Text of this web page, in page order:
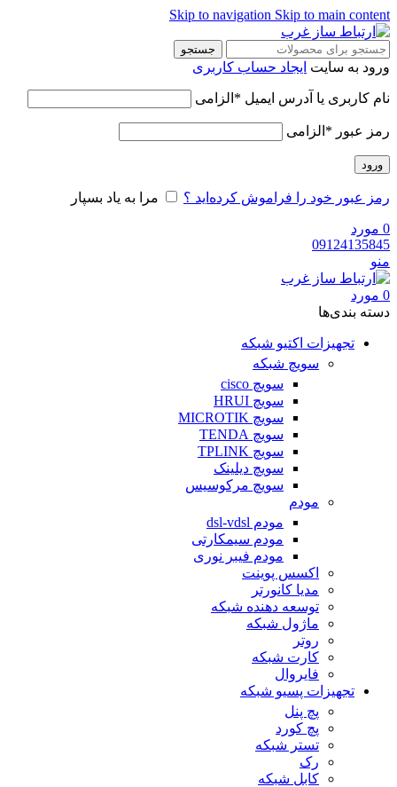
Skip to navigation Skip to main content
جستجو
ورود به سایت ایجاد حساب کاربری
نام کاربری یا آدرس ایمیل * الزامی
رمز عبور * الزامی
ورود
رمز عبور خود را فراموش کرده‌اید ؟ مرا به یاد بسپار
0 مورد
09124135845
منو
0 مورد
دسته‌ بندی‌ها
تجهیزات اکتیو شبکه
سویچ شبکه
سویچ cisco
سویچ HRUI
سویچ MICROTIK
سویچ TENDA
سویچ TPLINK
سویچ دیلینک
سویچ مرکوسیس
مودم
مودم dsl-vdsl
مودم سیمکارتی
مودم فیبر نوری
اکسس پوینت
مدیا کانورتر
توسعه دهنده شبکه
ماژول شبکه
روتر
کارت شبکه
فایروال
تجهیزات پسیو شبکه
پچ پنل
پچ کورد
تستر شبکه
رک
کابل شبکه